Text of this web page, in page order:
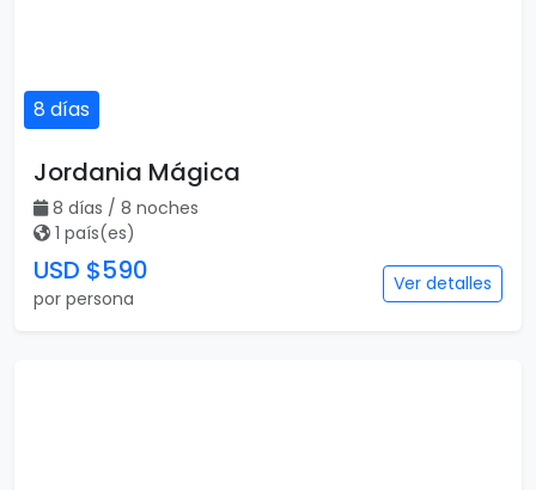
8 días
Jordania Mágica
8 días / 8 noches
1 país(es)
USD $590
por persona
Ver detalles